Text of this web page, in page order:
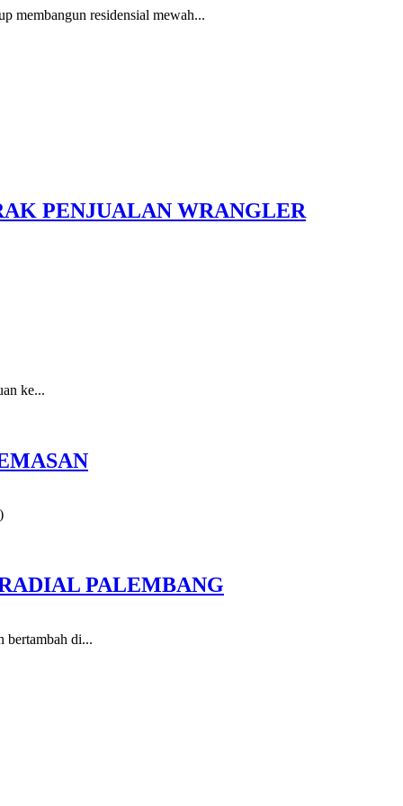
membangun residensial mewah...
PENJUALAN WRANGLER
ke...
PALEMBANG
bertambah di...